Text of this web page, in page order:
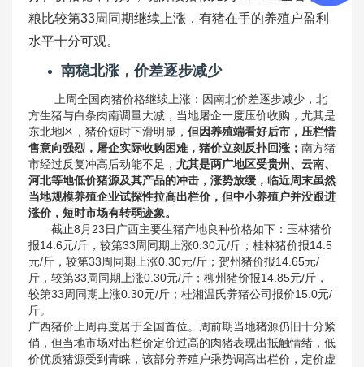
粮比较第33周同期继续上涨，有猪在手的养殖户盈利
水平十分可观。
南稳北涨，价差逐步减少
上周全国肉猪价格继续上涨：因南北价差逐步减少，北
方生猪与白条肉南调量大减，当地屠企一度压价收购，尤其是
东北地区，猪价短时下滑明显， 但因养殖端看好后市，压栏惜
售意向强烈，屠企实际收购困难，猪价立刻反扑回涨； 南方猪
市经过反复冲高后动能不足， 尤其是两广地区受贵州、云南、
河北等地低价猪源及其产品的冲击，涨势放缓，临近周末虽然
当地规模养殖企业试探性拉高出栏价，但中小养殖户并没跟进
涨价，短时市场有转弱迹象。
截止8月23日广西主要生猪产地良种价格如下：玉林猪价
报14.6元/斤，较第33周同期上涨0.30元/斤；桂林猪价报14.5
元/斤，较第33周同期上涨0.30元/斤；贺州猪价报14.65元/
斤，较第33周同期上涨0.30元/斤；柳州猪价报14.85元/斤，
较第33周同期上涨0.30元/斤；桂湘温氏养猪公司报价15.0元/
斤。
广西猪价上周再度居于全国首位。周前期当地猪源仍旧十分紧
俏，但当地市场对出栏价定价过高的肉猪表现出抵触情绪，低
价优质猪源受到青睐，该部分养殖户乘势调高出栏价，定价虚